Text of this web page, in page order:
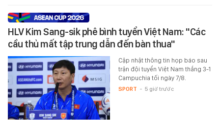
HLV Kim Sang-sik phê bình tuyển Việt Nam: "Các
cầu thủ mất tập trung dẫn đến bàn thua"
Cập nhật thông tin họp báo sau
trận đội tuyển Việt Nam thắng 3-1
Campuchia tối ngày 7/8.
SPORT - 5 giờ trước